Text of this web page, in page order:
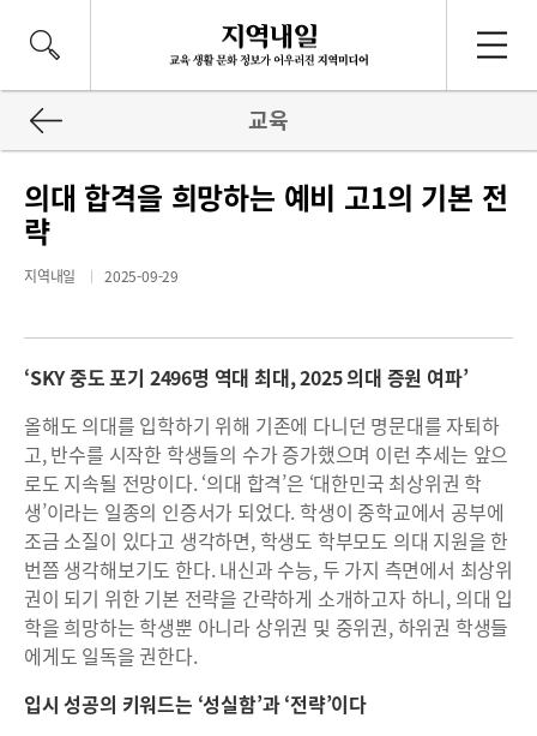
교육
의대 합격을 희망하는 예비 고1의 기본 전
략
지역내일 2025-09-29
‘SKY 중도 포기 2496명 역대 최대, 2025 의대 증원 여파’
올해도 의대를 입학하기 위해 기존에 다니던 명문대를 자퇴하
고, 반수를 시작한 학생들의 수가 증가했으며 이런 추세는 앞으
로도 지속될 전망이다. ‘의대 합격’은 ‘대한민국 최상위권 학
생’이라는 일종의 인증서가 되었다. 학생이 중학교에서 공부에
조금 소질이 있다고 생각하면, 학생도 학부모도 의대 지원을 한
번쯤 생각해보기도 한다. 내신과 수능, 두 가지 측면에서 최상위
권이 되기 위한 기본 전략을 간략하게 소개하고자 하니, 의대 입
학을 희망하는 학생뿐 아니라 상위권 및 중위권, 하위권 학생들
에게도 일독을 권한다.
입시 성공의 키워드는 ‘성실함’과 ‘전략’이다